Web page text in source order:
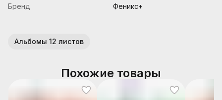
Бренд
Феникс+
Альбомы 12 листов
Похожие товары